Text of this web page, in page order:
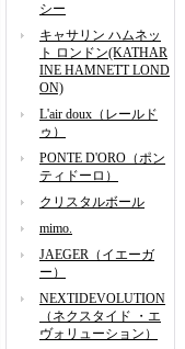
シー
キャサリン ハムネッ
ト ロンドン(KATHAR
INE HAMNETT LOND
ON)
L'air doux（レールド
ゥ）
PONTE D'ORO（ポン
ティドーロ）
クリスタルボール
mimo.
JAEGER（イエーガ
ー）
NEXTIDEVOLUTION
（ネクスタイド ・エ
ヴォリューション）